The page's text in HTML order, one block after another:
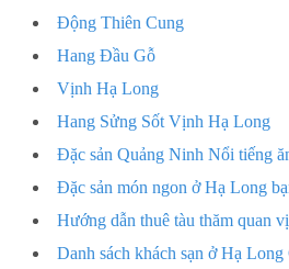
Động Thiên Cung
Hang Đầu Gỗ
Vịnh Hạ Long
Hang Sửng Sốt Vịnh Hạ Long
Đặc sản Quảng Ninh Nổi tiếng
Đặc sản món ngon ở Hạ Long
Hướng dẫn thuê tàu thăm quan
Danh sách khách sạn ở Hạ